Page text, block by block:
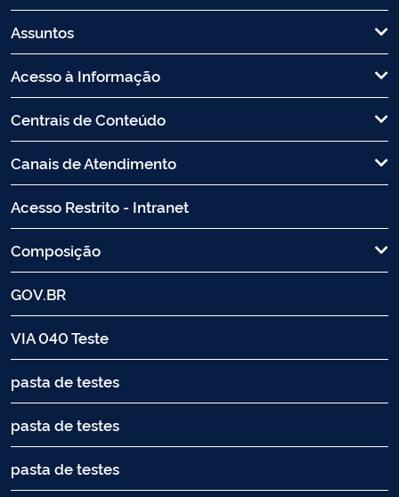
Assuntos
Acesso à Informação
Centrais de Conteúdo
Canais de Atendimento
Acesso Restrito - Intranet
Composição
GOV.BR
VIA 040 Teste
pasta de testes
pasta de testes
pasta de testes